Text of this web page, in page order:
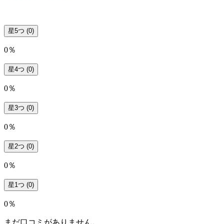
星5つ (0)
0％
星4つ (0)
0％
星3つ (0)
0％
星2つ (0)
0％
星1つ (0)
0％